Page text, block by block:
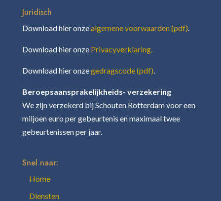
Juridisch
Download hier onzealgemene voorwaarden (pdf).
Download hier onze Privacyverklaring.
Download hier onzegedragscode (pdf).
Beroepsaansprakelijkheids- verzekering
We zijn verzekerd bij Schouten Rotterdam voor een
miljoen euro per gebeurtenis en maximaal twee
gebeurtenissen per jaar.
Snel naar:
Home
Diensten